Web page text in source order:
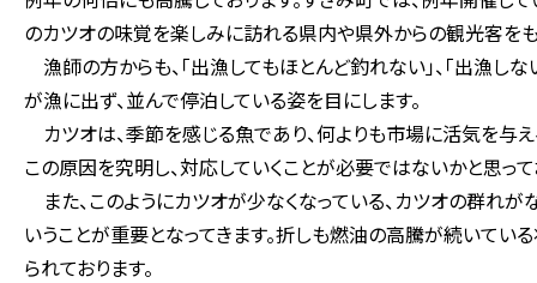
のカツオの味覚を楽しみに訪れる県内や県外からの観光客をも
漁師の方からも、「出漁してもほとんど釣れない」、「出漁し
が漁に出ず、並んで停泊している姿を目にします。
カツオは、季節を感じる魚であり、何よりも市場に活気を与
この原因を究明し、対応していくことが必要ではないかと思って
また、このようにカツオが少なくなっている、カツオの群れ
いうことが重要となってきます。折しも燃油の高騰が続いてい
られております。